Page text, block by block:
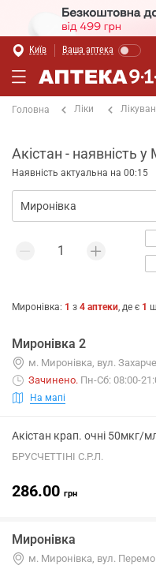
Київ Ваша аптека
Головна Ліки
Акістан - наявність у
Наявність актуальна на 00:15
Миронівка: 1 з 4 аптеки, де є 1
Миронівка 2
м. Миронівка, вул.
Зачинено. Пн-Сб: 08:00-
На мапі
Акістан крап. очні 50мкг/
БРУСЧЕТТІНІ С.Р.Л.
286.00 грн
Миронівка
м. Миронівка, вул.